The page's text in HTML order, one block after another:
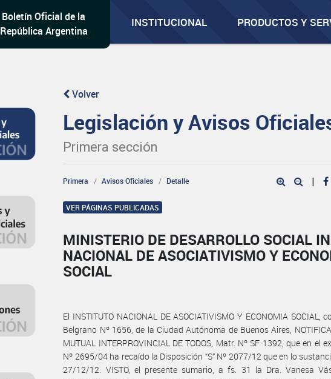
Boletín Oficial de la
República Argentina
INSTITUCIONAL PRODUCTOS Y
Volver
Legislación y Avisos
Primera sección
Primera Avisos Oficiales Detalle |
VER PÁGINAS PUBLICADAS
MINISTERIO DE DESARROLLO SOCIAL
NACIONAL DE ASOCIATIVISMO Y
SOCIAL
El INSTITUTO NACIONAL DE ASOCIATIVISMO Y ECONOMIA SOCIAL,
Belgrano Nº 1656, de la Ciudad Autónoma de Buenos Aires,
MUTUAL INTERPROVINCIAL DE TODOS, Matr. Nº SF 1392, que en el
Nº 2695/04 ha recaído la Disposición “S” Nº 2077/12 que en lo
27/12/12. VISTO, el presente sumario, a fs. 31 la Dra. Vanesa